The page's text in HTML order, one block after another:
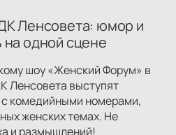
Ленсовета: юмор и
одной сцене
шоу «Женский Форум» в
Ленсовета выступят
комедийными номерами,
женских темах. Не
и размышлений!